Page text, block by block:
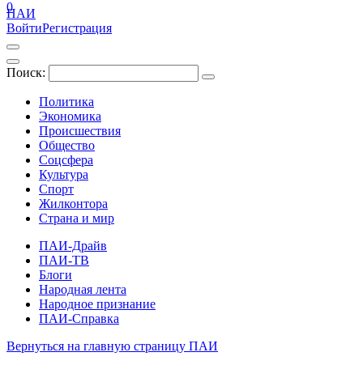
ПАИ
ВойтиРегистрация
Поиск:
Политика
Экономика
Происшествия
Общество
Соцсфера
Культура
Спорт
Жилконтора
Страна и мир
ПАИ-Драйв
ПАИ-ТВ
Блоги
Народная лента
Народное признание
ПАИ-Справка
0
Вернуться на главную страницу ПАИ